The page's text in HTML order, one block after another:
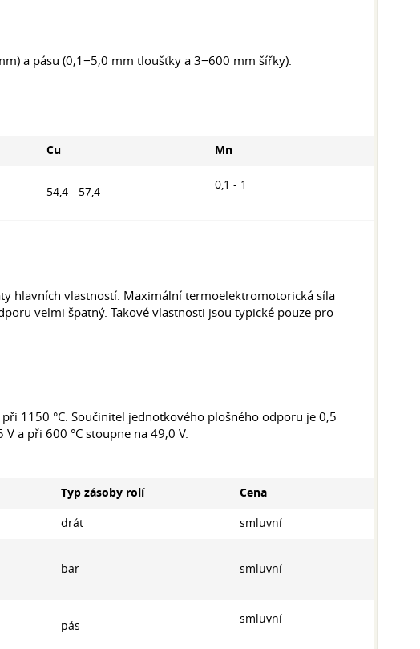
a pásu (0,1−5,0 mm tloušťky a 3−600 mm šířky).
Cu Mn
54,4 - 57,4 0,1 - 1
hlavních vlastností. Maximální termoelektromotorická síla
velmi špatný. Takové vlastnosti jsou typické pouze pro
1150 °C. Součinitel jednotkového plošného odporu je 0,5
a při 600 °C stoupne na 49,0 V.
Typ zásoby rolí Cena
drát smluvní
bar smluvní
pás smluvní